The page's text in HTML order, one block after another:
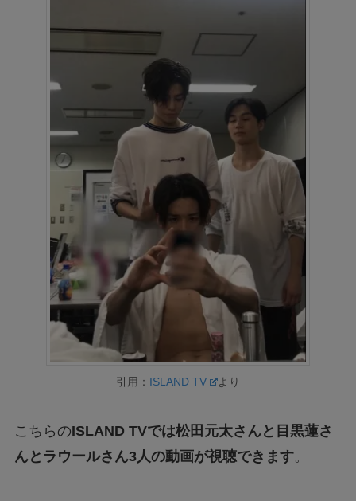
引用： ISLAND TV より
こちらのISLAND TVでは松田元太さんと目黒蓮さ
んとラウールさん3人の動画が視聴できます。